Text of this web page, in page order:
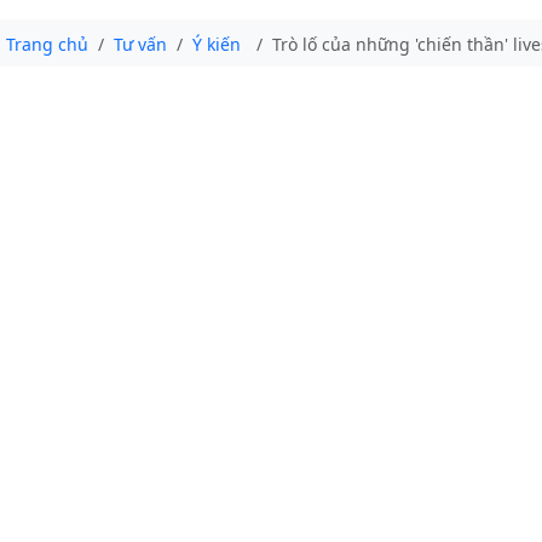
Trang chủ Tư vấn Ý kiến Trò lố của những 'chiến thần'